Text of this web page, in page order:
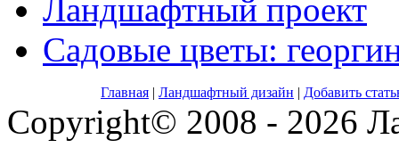
Ландшафтный проект
Садовые цветы:
Главная | Ландшафтный дизайн | Добавить
Copyright© 2008 - 2026